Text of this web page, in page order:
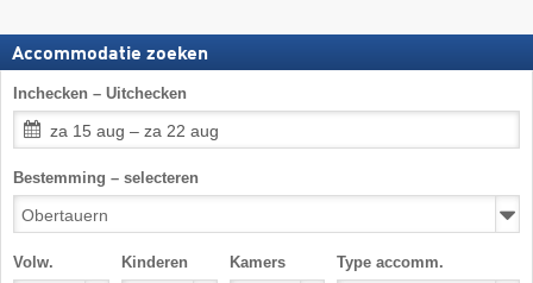
Accommodatie zoeken
Inchecken – Uitchecken
za 15 aug – za 22 aug
Bestemming – selecteren
Volw. Kinderen Kamers Type accomm.